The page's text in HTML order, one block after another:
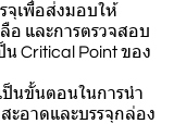
จุเพื่อส่งมอบให้
อ และการตรวจสอบ
Critical Point ของ
ป็นขั้นตอนในการนำ
ะอาดและบรรจุกล่อง